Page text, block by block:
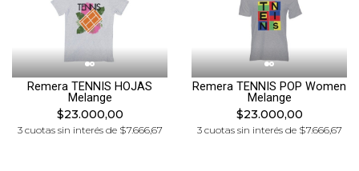
Remera TENNIS HOJAS
Melange
$23.000,00
3 cuotas sin interés de $7.666,67
Remera TENNIS POP Women
Melange
$23.000,00
3 cuotas sin interés de $7.666,67